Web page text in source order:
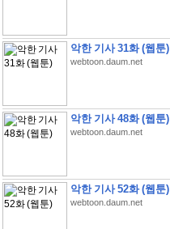
악한 기사 31화 (웹툰)
webtoon.daum.net
악한 기사 48화 (웹툰)
webtoon.daum.net
악한 기사 52화 (웹툰)
webtoon.daum.net